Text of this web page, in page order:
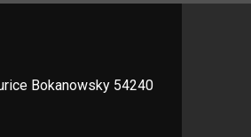
Bokanowsky 54240